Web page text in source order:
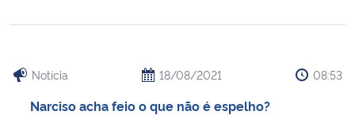
Notícia 18/08/2021 08:53
Narciso acha feio o que não é espelho?